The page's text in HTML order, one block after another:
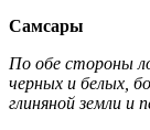
Самсары
По обе стороны
черных и белых,
глиняной земли и